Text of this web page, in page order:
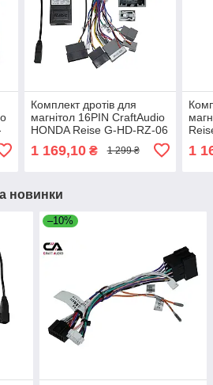
Комплект дротів для
магнітол 16PIN CraftAudio
HONDA Reise G-HD-RZ-06
Accord / Civiс
1 169,10₴ 1 299 ₴
(15-
1
новинки
–10%